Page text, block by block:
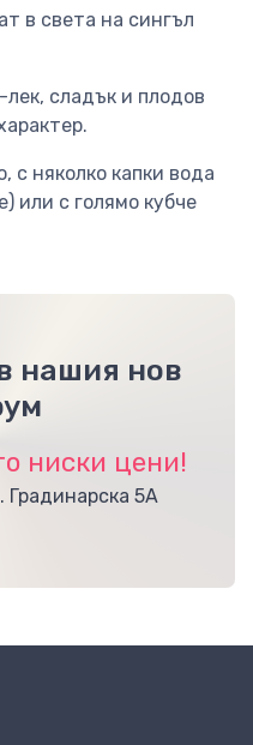
в света на сингъл
сладък и плодов
с няколко капки вода
или с голямо кубче
нашия нов
ниски цени!
Градинарска 5А